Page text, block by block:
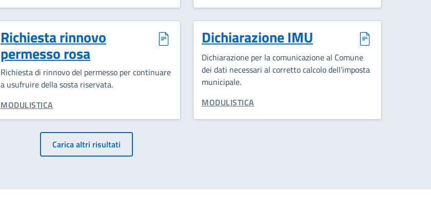
Richiesta rinnovo
permesso rosa
Richiesta di rinnovo del permesso per continuare
a usufruire della sosta riservata.
CATEGORIA CORRELATA:
MODULISTICA
Dichiarazione IMU
Dichiarazione per la comunicazione al Comune
dei dati necessari al corretto calcolo dell’imposta
municipale.
CATEGORIA CORRELATA:
MODULISTICA
Paginazione
Carica altri risultati